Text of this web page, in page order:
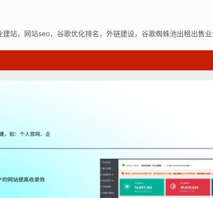
站，网站seo，谷歌优化排名，外链建设，谷歌蜘蛛池出租出售业